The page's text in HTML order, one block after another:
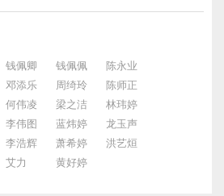
钱佩卿 钱佩佩
陈永业
邓添乐 周绮玲
陈师正
何伟凌 梁之洁
林玮婷
李伟图 蓝炜婷
龙玉声
李浩辉 萧希婷
洪艺烜
艾力 黄好婷